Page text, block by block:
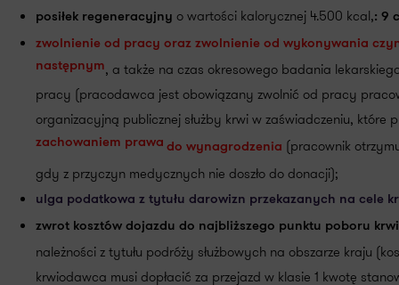
posiłek regeneracyjny o wartości kalorycznej 4.500 kcal,: 9
zwolnienie od pracy oraz zwolnienie od wykonywania
następnym, a także na czas okresowego badania
pracy (pracodawca jest obowiązany zwolnić od pracy
organizacyjną publicznej służby krwi w zaświadczeniu,
zachowaniem prawa do wynagrodzenia (pracownik
gdy z przyczyn medycznych nie doszło do donacji);
ulga podatkowa z tytułu darowizn przekazanych na cele
zwrot kosztów dojazdu do najbliższego punktu poboru
należności z tytułu podróży służbowych na obszarze kraju
krwiodawca musi dopłacić za przejazd w klasie 1 kwotę